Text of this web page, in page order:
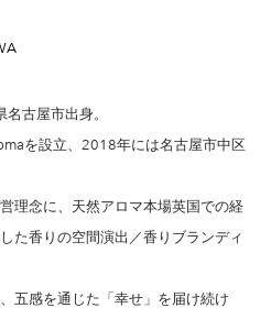
古屋市出身。
を設立、2018年には名古屋市中区
理念に、天然アロマ本場英国での経
た香りの空間演出／香りブランディ
五感を通じた「幸せ」を届け続け